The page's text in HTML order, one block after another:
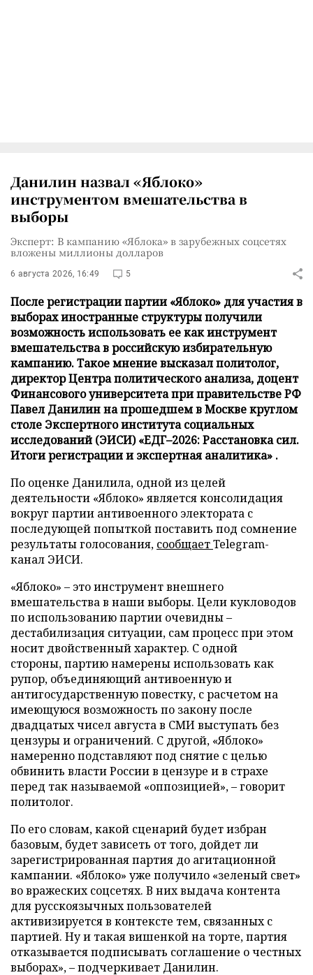
Данилин назвал «Яблоко»
инструментом вмешательства в
выборы
Эксперт: В кампанию «Яблока» в зарубежных соцсетях
вложены миллионы долларов
6 августа 2026, 16:49 5
После регистрации партии «Яблоко» для участия в
выборах иностранные структуры получили
возможность использовать ее как инструмент
вмешательства в российскую избирательную
кампанию. Такое мнение высказал политолог,
директор Центра политического анализа, доцент
Финансового университета при правительстве РФ
Павел Данилин на прошедшем в Москве круглом
столе Экспертного института социальных
исследований (ЭИСИ) «ЕДГ–2026: Расстановка сил.
Итоги регистрации и экспертная аналитика» .
По оценке Данилила, одной из целей
деятельности «Яблоко» является консолидация
вокруг партии антивоенного электората с
последующей попыткой поставить под сомнение
результаты голосования, сообщаетTelegram-
канал ЭИСИ.
«Яблоко» – это инструмент внешнего
вмешательства в наши выборы. Цели кукловодов
по использованию партии очевидны –
дестабилизация ситуации, сам процесс при этом
носит двойственный характер. С одной
стороны, партию намерены использовать как
рупор, объединяющий антивоенную и
антигосударственную повестку, с расчетом на
имеющуюся возможность по закону после
двадцатых чисел августа в СМИ выступать без
цензуры и ограничений. С другой, «Яблоко»
намеренно подставляют под снятие с целью
обвинить власти России в цензуре и в страхе
перед так называемой «оппозицией», – говорит
политолог.
По его словам, какой сценарий будет избран
базовым, будет зависеть от того, дойдет ли
зарегистрированная партия до агитационной
кампании. «Яблоко» уже получило «зеленый свет»
во вражеских соцсетях. В них выдача контента
для русскоязычных пользователей
активизируется в контексте тем, связанных с
партией. Ну и такая вишенкой на торте, партия
отказывается подписывать соглашение о честных
выборах», – подчеркивает Данилин.